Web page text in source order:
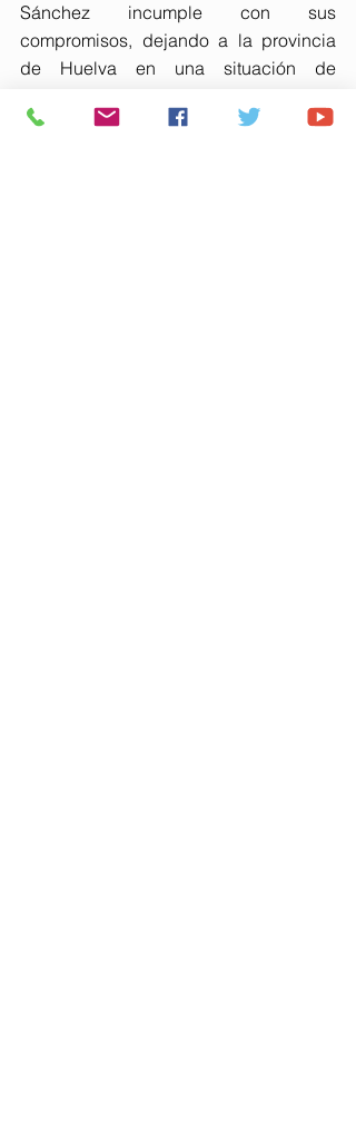
Sánchez incumple con sus
compromisos, dejando a la provincia
de Huelva en una situación de
la crisis hídrica.